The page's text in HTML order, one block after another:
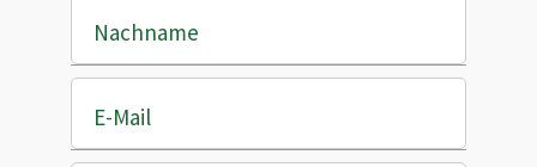
Nachname
E-Mail